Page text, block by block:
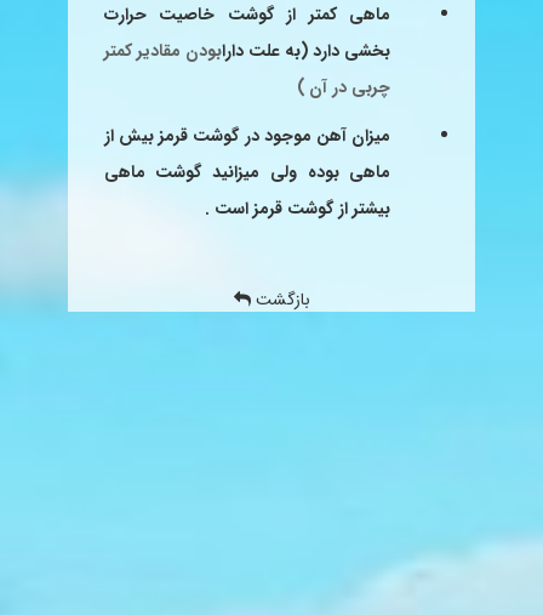
ماهی کمتر از گوشت خاصیت حرارت
بخشی دارد (به علت دارابودن مقادیر کمتر
چربی در آن )
میزان آهن موجود در گوشت قرمز بیش از
ماهی بوده ولی میزانید گوشت ماهی
بیشتر از گوشت قرمز است .
بازگشت